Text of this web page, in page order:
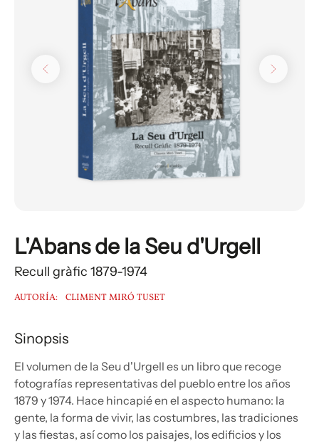
L'Abans de la Seu d'Urgell
Recull gràfic 1879-1974
AUTORÍA: CLIMENT MIRÓ TUSET
Sinopsis
El volumen de la Seu d'Urgell es un libro que recoge
fotografías representativas del pueblo entre los años
1879 y 1974. Hace hincapié en el aspecto humano: la
gente, la forma de vivir, las costumbres, las tradiciones
y las fiestas, así como los paisajes, los edificios y los